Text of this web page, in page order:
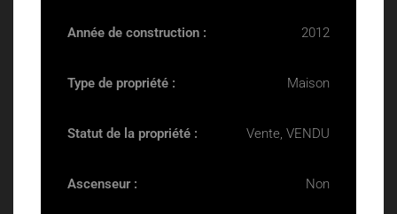
Année de construction : 2012
Type de propriété : Maison
Statut de la propriété : Vente, VENDU
Ascenseur : Non